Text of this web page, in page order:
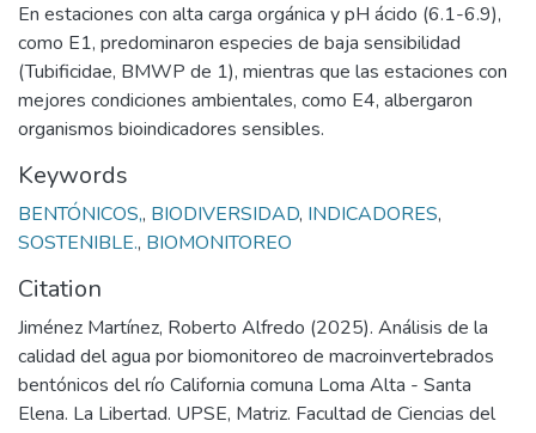
En estaciones con alta carga orgánica y pH ácido (6.1-6.9),
como E1, predominaron especies de baja sensibilidad
(Tubificidae, BMWP de 1), mientras que las estaciones con
mejores condiciones ambientales, como E4, albergaron
organismos bioindicadores sensibles.
Keywords
BENTÓNICOS,, BIODIVERSIDAD, INDICADORES,
SOSTENIBLE., BIOMONITOREO
Citation
Jiménez Martínez, Roberto Alfredo (2025). Análisis de la
calidad del agua por biomonitoreo de macroinvertebrados
bentónicos del río California comuna Loma Alta - Santa
Elena. La Libertad. UPSE, Matriz. Facultad de Ciencias del